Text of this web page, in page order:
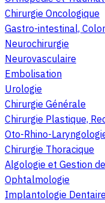
Chirurgie Oncologique
Gastro-intestinal,
Neurochirurgie
Neurovasculaire
Embolisation
Urologie
Chirurgie Générale
Chirurgie Plastique,
Oto-Rhino-
Chirurgie Thoracique
Algologie et Gestion
Ophtalmologie
Implantologie Dentaire